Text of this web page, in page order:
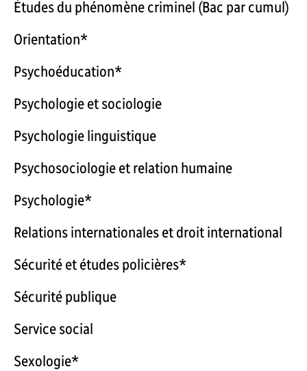
Études du phénomène criminel (Bac par cumul)
Orientation*
Psychoéducation*
Psychologie et sociologie
Psychologie linguistique
Psychosociologie et relation humaine
Psychologie*
Relations internationales et droit international
Sécurité et études policières*
Sécurité publique
Service social
Sexologie*